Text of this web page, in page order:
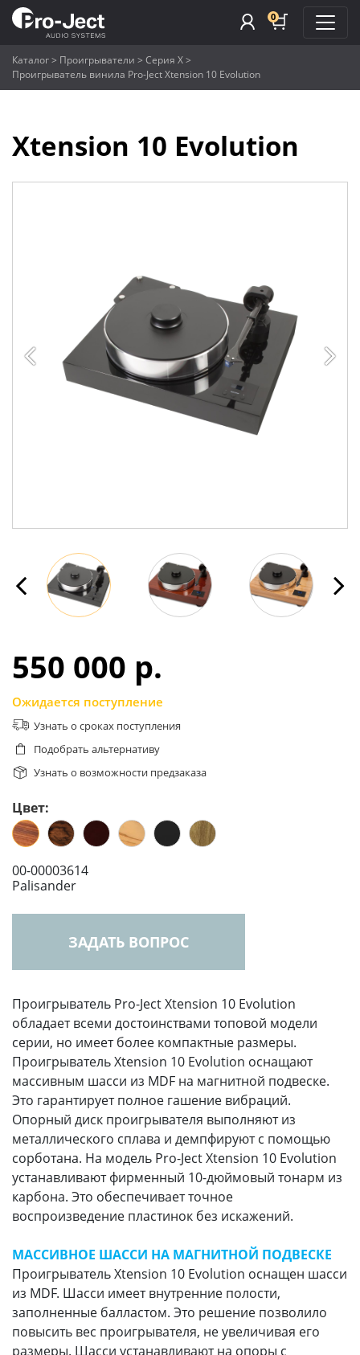
0
Каталог> Проигрыватели > Серия X>
Проигрыватель винила Pro-Ject Xtension 10 Evolution
Xtension 10 Evolution
550 000 p.
Ожидается поступление
Узнать о сроках поступления
Подобрать альтернативу
Узнать о возможности предзаказа
Цвет:
00-00003614
Palisander
ЗАДАТЬ ВОПРОС
Проигрыватель Pro-Ject Xtension 10 Evolution
обладает всеми достоинствами топовой модели
серии, но имеет более компактные размеры.
Проигрыватель Xtension 10 Evolution оснащают
массивным шасси из MDF на магнитной подвеске.
Это гарантирует полное гашение вибраций.
Опорный диск проигрывателя выполняют из
металлического сплава и демпфируют с помощью
сорботана. На модель Pro-Ject Xtension 10 Evolution
устанавливают фирменный 10-дюймовый тонарм из
карбона. Это обеспечивает точное
воспроизведение пластинок без искажений.
МАССИВНОЕ ШАССИ НА МАГНИТНОЙ ПОДВЕСКЕ
Проигрыватель Xtension 10 Evolution оснащен шасси
из MDF. Шасси имеет внутренние полости,
заполненные балластом. Это решение позволило
повысить вес проигрывателя, не увеличивая его
размеры. Шасси устанавливают на опоры с